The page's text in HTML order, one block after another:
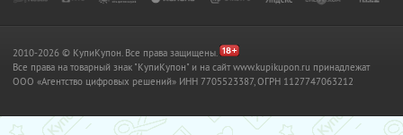
2010-2026 © КупиКупон. Все права защищены.
Все права на товарный знак "КупиКупон" и на сайт www.kupikupon.ru принадлежат
OOO «Агентство цифровых решений» ИНН 7705523387, ОГРН 1127747063212